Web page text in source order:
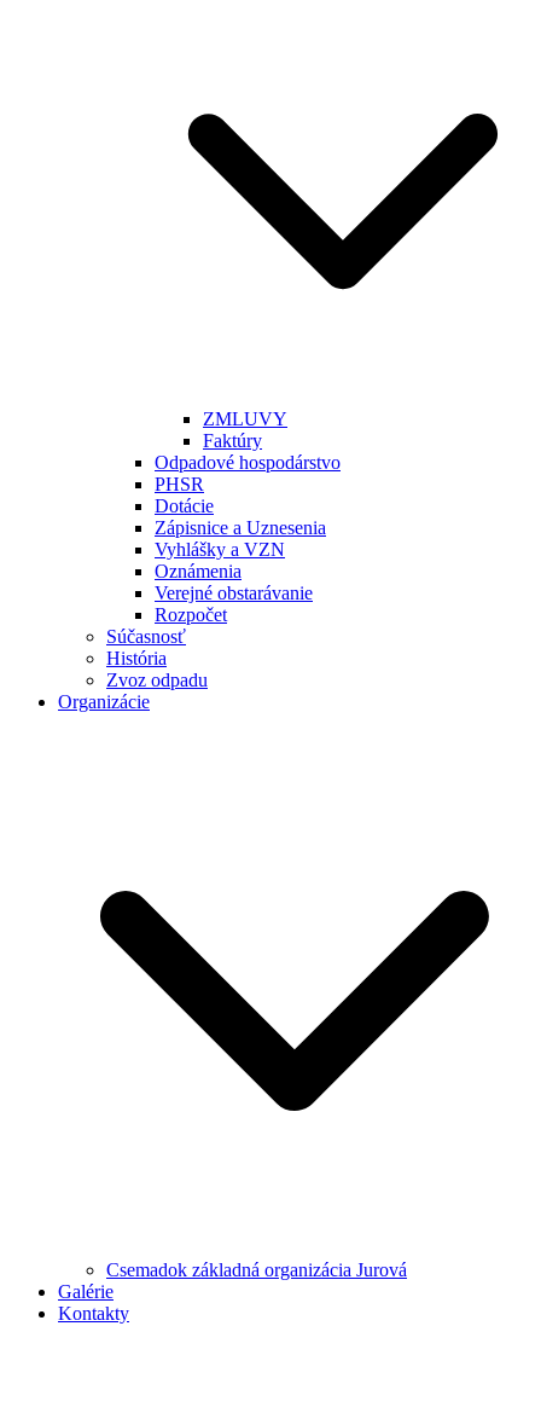
ZMLUVY
Faktúry
Odpadové hospodárstvo
PHSR
Dotácie
Zápisnice a Uznesenia
Vyhlášky a VZN
Oznámenia
Verejné obstarávanie
Rozpočet
Súčasnosť
História
Zvoz odpadu
Organizácie
Csemadok základná organizácia Jurová
Galérie
Kontakty